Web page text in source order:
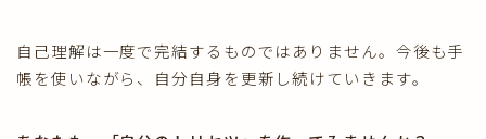
自己理解は一度で完結するものではありません。今後も手
帳を使いながら、自分自身を更新し続けていきます。